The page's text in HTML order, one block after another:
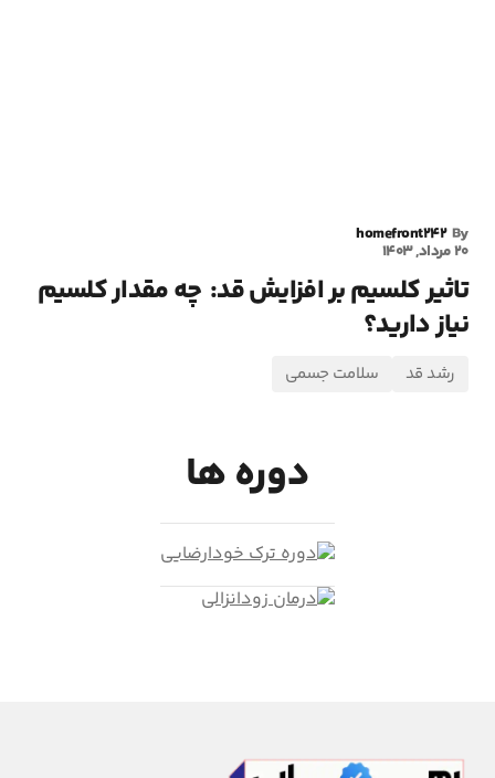
By
homefront242
20 مرداد, 1403
تاثیر کلسیم بر افزایش قد: چه مقدار کلسیم
نیاز دارید؟
رشد قد سلامت جسمی
دوره ها